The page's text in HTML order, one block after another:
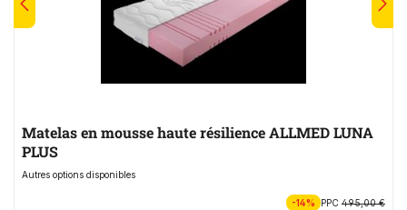
Matelas en mousse haute résilience ALLMED LUNA
PLUS
Autres options disponibles
-14% PPC495,00 €